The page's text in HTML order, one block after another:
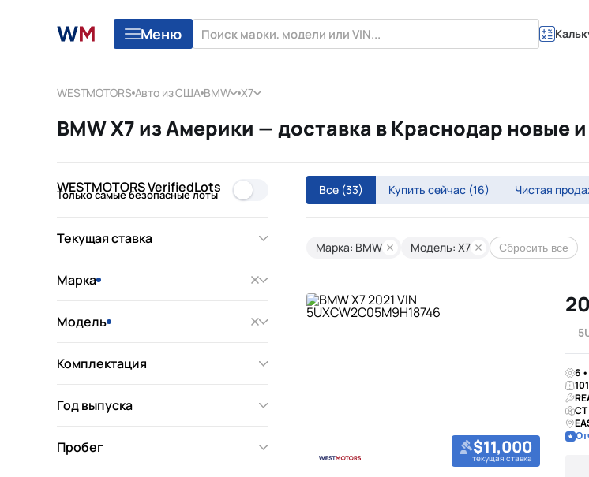
Меню
WESTMOTORS Авто из США BMW X7
BMW X7 из Америки — доставка в Краснодар новые
WESTMOTORS VerifiedLots
Только самые безопасные лоты
Текущая ставка
Марка
Модель
Комплектация
Год выпуска
Пробег
Все (33) Купить сейчас (16) Чистая
Марка: BMW Модель: X7 Сбросить все
$11,000
текущая ставка
6